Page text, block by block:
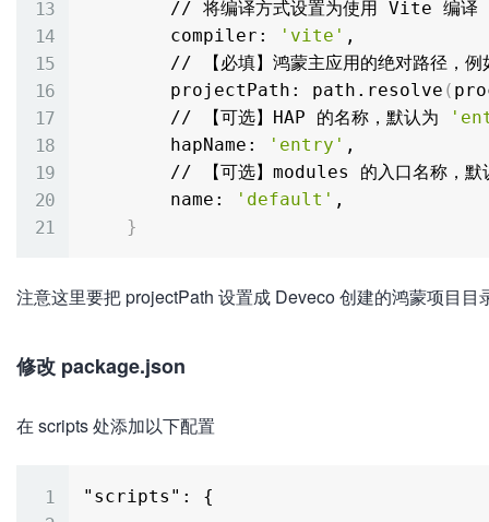
        compiler:
'vite' ,
        projectPath: path.resolve
(
        // 【可选】HAP 的名称，默认为
        hapName:
'entry' ,
// 【可选】modules 的入口名称，
        name:
'default' ,
}
注意这里要把 projectPath 设置成 Deveco 创建的鸿蒙项目目
修改 package.json
在 scripts 处添加以下配置
"scripts": {